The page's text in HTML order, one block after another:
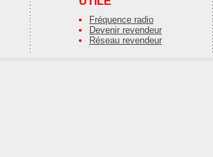
Fréquence radio
Devenir revendeur
Réseau revendeur